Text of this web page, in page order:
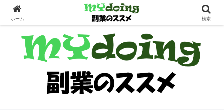
副業界隈
ホーム 検索